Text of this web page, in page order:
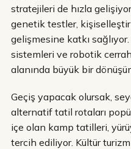
stratejileri de hızla
genetik testler,
gelişmesine katkı sağlıyor.
sistemleri ve robotik
alanında büyük bir
Geçiş yapacak olursak,
alternatif tatil rotaları
içe olan kamp tatilleri,
tercih ediliyor. Kültür